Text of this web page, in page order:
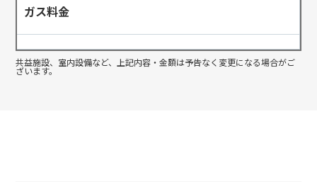
ガス料金
共益施設、室内設備など、上記内容・金額は予告なく変更になる場合がご
ざいます。